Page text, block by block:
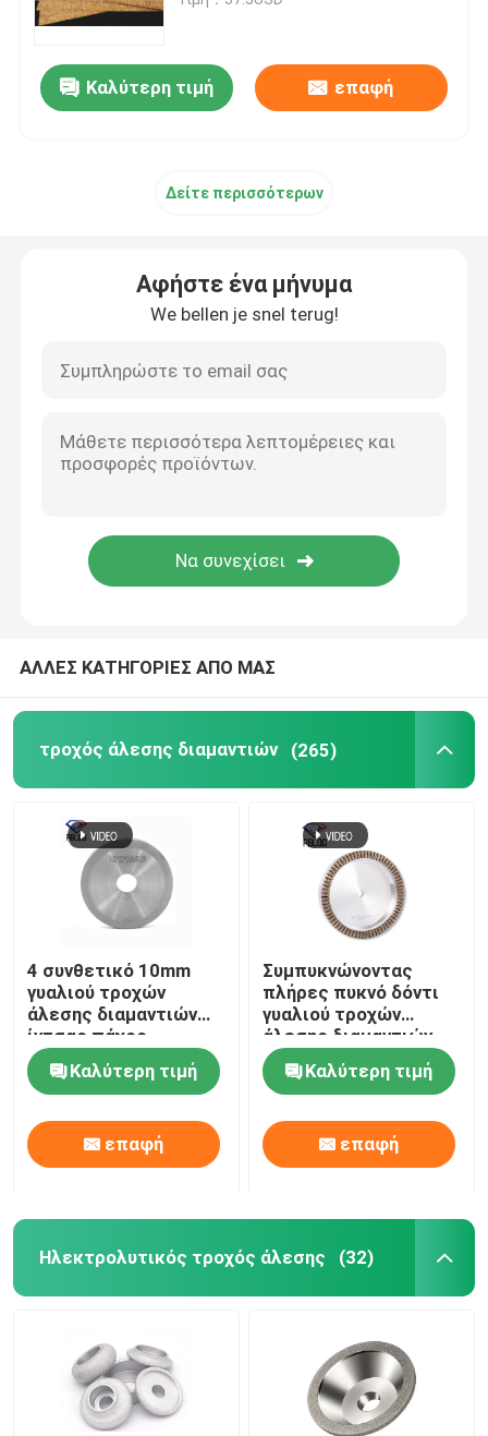
Αφήστε ένα μήνυμα
Γυαλίζοντας ρόδα γυαλιού
Ακονίζοντας μηχανή γυαλιού
Σύνολο εργαλείων ηλεκτρολόγων
Προσωπικοί προστατευτικοί εξοπλισμοί
τέμνων δίσκος διαμαντιών
Αυτοκόλλητα φελλόπλαστα
Καλύτερη τιμή επαφή
Δείτε περισσότερων
Αφήστε ένα μήνυμα
We bellen je snel terug!
ΑΛΛΕΣ ΚΑΤΗΓΟΡΙΕΣ ΑΠΟ ΜΑΣ
τροχός άλεσης διαμαντιών (265)
4 συνθετικό 10mm
γυαλιού τροχών
άλεσης διαμαντιών
ίντσας πάχος
σκληρότητας
Καλύτερη τιμή
επαφή
Συμπυκνώνοντας
πλήρες πυκνό δόντι
γυαλιού τροχών
άλεσης διαμαντιών
γυαλίζοντας
Καλύτερη τιμή
επαφή
Ηλεκτρολυτικός τροχός άλεσης (32)